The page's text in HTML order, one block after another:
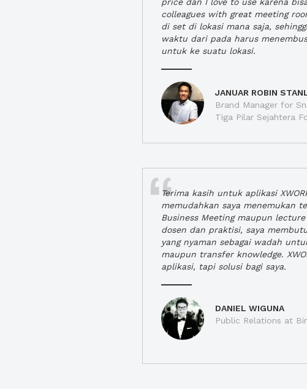
colleagues with great meeting
di set di lokasi mana saja,
waktu dari pada harus
untuk ke suatu lokasi.
JANUAR ROBIN
Brand Manager for
Tiga Pilar Sejahtera
Terima kasih untuk aplikasi
memudahkan saya menemukan
Business Meeting maupun lecture
dosen dan praktisi, saya
yang nyaman sebagai wadah
maupun transfer knowledge.
aplikasi, tapi solusi bagi saya.
DANIEL WIGUNA
Public Relations at